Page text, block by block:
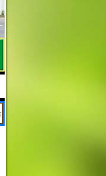
วัดหนองบัวลำภู"